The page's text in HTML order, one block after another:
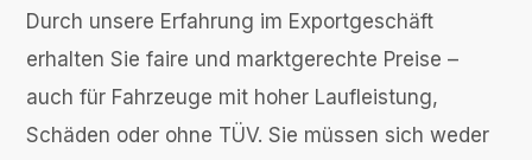
Durch unsere Erfahrung im Exportgeschäft
erhalten Sie faire und marktgerechte Preise –
auch für Fahrzeuge mit hoher Laufleistung,
Schäden oder ohne TÜV. Sie müssen sich weder